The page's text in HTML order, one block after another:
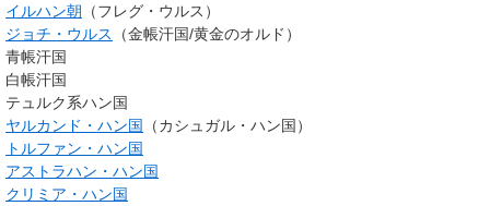
イルハン朝 （フレグ・ウルス）
ジョチ・ウルス
（金帳汗国/黄金のオルド）
青帳汗国
白帳汗国
テュルク系ハン国
ヤルカンド・ハン国
（カシュガル・ハン国）
トルファン・ハン国
アストラハン・ハン国
クリミア・ハン国